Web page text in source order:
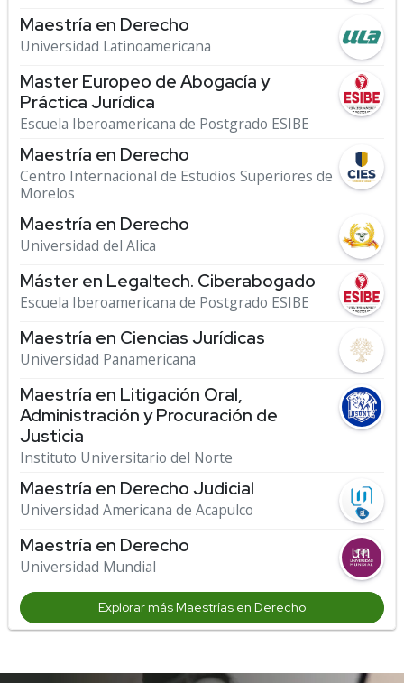
Maestría en Derecho
Universidad Latinoamericana
Master Europeo de Abogacía y
Práctica Jurídica
Escuela Iberoamericana de Postgrado ESIBE
Maestría en Derecho
Centro Internacional de Estudios Superiores de
Morelos
Maestría en Derecho
Universidad del Alica
Máster en Legaltech. Ciberabogado
Escuela Iberoamericana de Postgrado ESIBE
Maestría en Ciencias Jurídicas
Universidad Panamericana
Maestría en Litigación Oral,
Administración y Procuración de
Justicia
Instituto Universitario del Norte
Maestría en Derecho Judicial
Universidad Americana de Acapulco
Maestría en Derecho
Universidad Mundial
Explorar más Maestrías en Derecho